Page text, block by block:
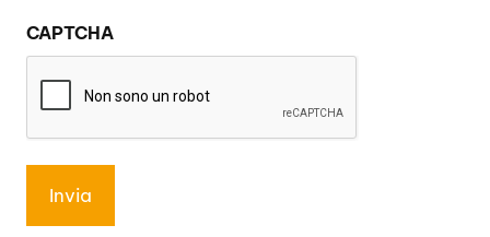
privacy
CAPTCHA